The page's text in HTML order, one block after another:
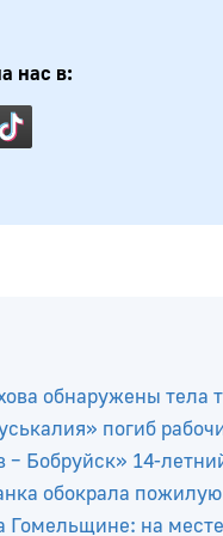
нас в:
обнаружены тела
погиб
– Бобруйск» 14-
обокрала
Гомельщине: на